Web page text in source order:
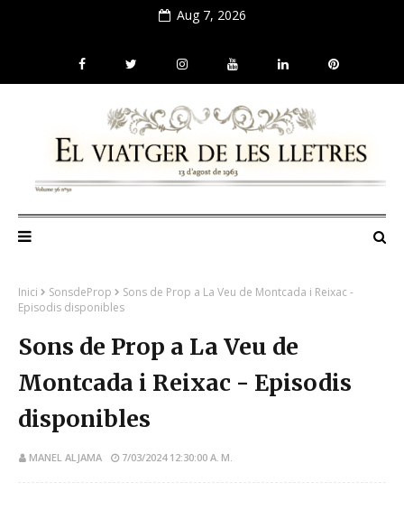
Aug 7, 2026
Inici SonsdeProp
Sons de Prop a La Veu de Montcada i Reixac -
Episodis disponibles
Sons de Prop a La Veu de
Montcada i Reixac - Episodis
disponibles
MANEL ALJAMA 7/03/2024 12:30:00 A. M.